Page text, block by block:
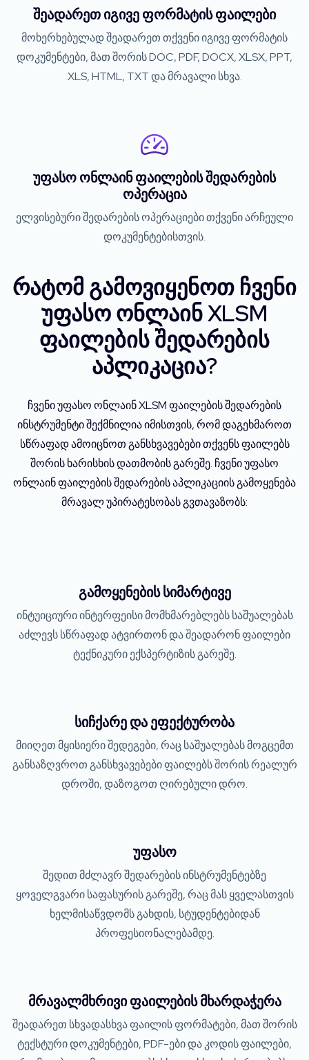
შეადარეთ იგივე ფორმატის ფაილები
მოხერხებულად შეადარეთ თქვენი იგივე ფორმატის
დოკუმენტები, მათ შორის DOC, PDF, DOCX, XLSX, PPT,
XLS, HTML, TXT და მრავალი სხვა.
უფასო ონლაინ ფაილების შედარების
ოპერაცია
ელვისებური შედარების ოპერაციები თქვენი არჩეული
დოკუმენტებისთვის.
რატომ გამოვიყენოთ ჩვენი
უფასო ონლაინ XLSM
ფაილების შედარების
აპლიკაცია?
ჩვენი უფასო ონლაინ XLSM ფაილების შედარების
ინსტრუმენტი შექმნილია იმისთვის, რომ დაგეხმაროთ
სწრაფად ამოიცნოთ განსხვავებები თქვენს ფაილებს
შორის ხარისხის დათმობის გარეშე. ჩვენი უფასო
ონლაინ ფაილების შედარების აპლიკაციის გამოყენება
მრავალ უპირატესობას გვთავაზობს:
გამოყენების სიმარტივე
ინტუიციური ინტერფეისი მომხმარებლებს საშუალებას
აძლევს სწრაფად ატვირთონ და შეადარონ ფაილები
ტექნიკური ექსპერტიზის გარეშე.
სიჩქარე და ეფექტურობა
მიიღეთ მყისიერი შედეგები, რაც საშუალებას მოგცემთ
განსაზღვროთ განსხვავებები ფაილებს შორის რეალურ
დროში, დაზოგოთ ღირებული დრო.
უფასო
შედით მძლავრ შედარების ინსტრუმენტებზე
ყოველგვარი საფასურის გარეშე, რაც მას ყველასთვის
ხელმისაწვდომს გახდის, სტუდენტებიდან
პროფესიონალებამდე.
მრავალმხრივი ფაილების მხარდაჭერა
შეადარეთ სხვადასხვა ფაილის ფორმატები, მათ შორის
ტექსტური დოკუმენტები, PDF-ები და კოდის ფაილები,